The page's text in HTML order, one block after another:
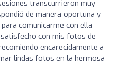
transcurrieron muy
de manera oportuna y
comunicarme con ella
satisfecho con mis fotos de
encarecidamente a
lindas fotos en la hermosa